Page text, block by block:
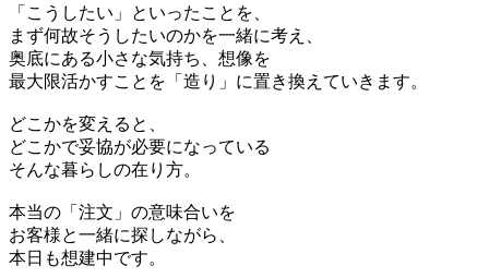
「こうしたい」といったことを、
まず何故そうしたいのかを一緒に考え、
奥底にある小さな気持ち、想像を
最大限活かすことを「造り」に置き換えていきます。
どこかを変えると、
どこかで妥協が必要になっている
そんな暮らしの在り方。
本当の「注文」の意味合いを
お客様と一緒に探しながら、
本日も想建中です。